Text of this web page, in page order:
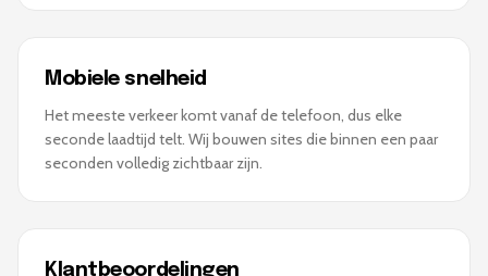
Mobiele snelheid
Het meeste verkeer komt vanaf de telefoon, dus elke
seconde laadtijd telt. Wij bouwen sites die binnen een paar
seconden volledig zichtbaar zijn.
Klantbeoordelingen